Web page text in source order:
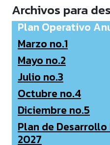
Archivos para
Plan Operativo
Marzo no.1
Mayo no.2
Julio no.3
Octubre no.4
Diciembre no.5
Plan de
2027